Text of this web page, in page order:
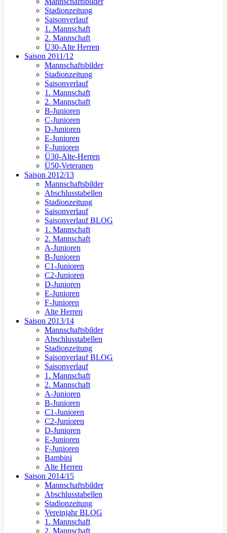
Stadionzeitung
Saisonverlauf
1. Mannschaft
2. Mannschaft
Ü30-Alte Herren
Saison 2011/12
Mannschaftsbilder
Stadionzeitung
Saisonverlauf
1. Mannschaft
2. Mannschaft
B-Junioren
C-Junioren
D-Junioren
E-Junioren
F-Junioren
Ü30-Alte-Herren
Ü50-Veteranen
Saison 2012/13
Mannschaftsbilder
Abschlusstabellen
Stadionzeitung
Saisonverlauf
Saisonverlauf BLOG
1. Mannschaft
2. Mannschaft
A-Junioren
B-Junioren
C1-Junioren
C2-Junioren
D-Junioren
E-Junioren
F-Junioren
Alte Herren
Saison 2013/14
Mannschaftsbilder
Abschlusstabellen
Stadionzeitung
Saisonverlauf BLOG
Saisonverlauf
1. Mannschaft
2. Mannschaft
A-Junioren
B-Junioren
C1-Junioren
C2-Junioren
D-Junioren
E-Junioren
F-Junioren
Bambini
Alte Herren
Saison 2014/15
Mannschaftsbilder
Abschlusstabellen
Stadionzeitung
Vereinjahr BLOG
1. Mannschaft
2. Mannschaft